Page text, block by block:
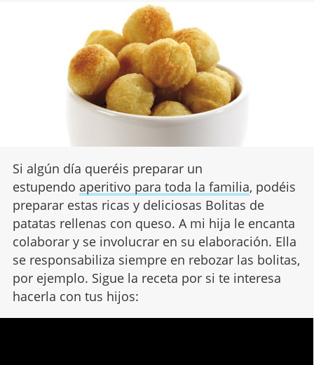
Si algún día queréis preparar un
estupendo aperitivo para toda la familia, podéis
preparar estas ricas y deliciosas Bolitas de
patatas rellenas con queso. A mi hija le encanta
colaborar y se involucrar en su elaboración. Ella
se responsabiliza siempre en rebozar las bolitas,
por ejemplo. Sigue la receta por si te interesa
hacerla con tus hijos: